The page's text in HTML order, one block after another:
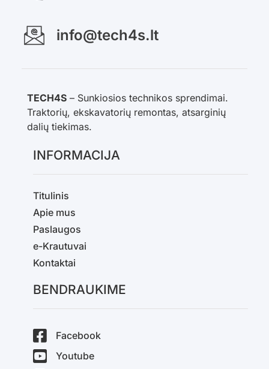
info@tech4s.lt
TECH4S – Sunkiosios technikos sprendimai.
Traktorių, ekskavatorių remontas, atsarginių
dalių tiekimas.
INFORMACIJA
Titulinis
Apie mus
Paslaugos
e-Krautuvai
Kontaktai
BENDRAUKIME
Facebook
Youtube